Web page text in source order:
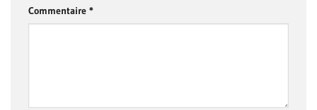
Commentaire *